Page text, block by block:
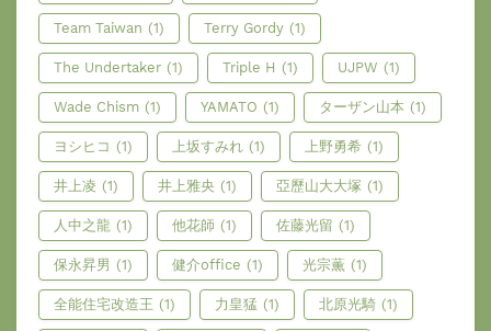
Team Taiwan (1) Terry Gordy (1)
The Undertaker (1) Triple H (1) UJPW (1)
Wade Chism (1) YAMATO (1) ターザン山本 (1)
ヨシヒコ (1) 上坂すみれ (1) 上野勇希 (1)
井上凌 (1) 井上雅央 (1) 亞歷山大大塚 (1)
人中之龍 (1) 他花師 (1) 佐藤光留 (1)
保永昇男 (1) 健介office (1) 光宗薫 (1)
全能住宅改造王 (1) 力皇猛 (1) 北原光騎 (1)